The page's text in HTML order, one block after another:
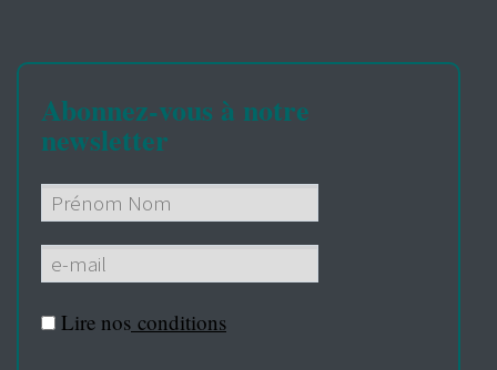
Abonnez-vous à notre
newsletter
Lire nos conditions